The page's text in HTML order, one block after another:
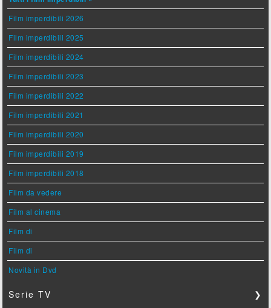
Film imperdibili 2026
Film imperdibili 2025
Film imperdibili 2024
Film imperdibili 2023
Film imperdibili 2022
Film imperdibili 2021
Film imperdibili 2020
Film imperdibili 2019
Film imperdibili 2018
Film da vedere
Film al cinema
Film di
Film di
Novità in Dvd
Serie TV ❯